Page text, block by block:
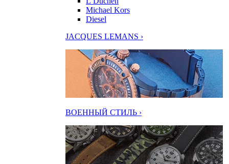
Michael Kors
Diesel
JACQUES LEMANS ›
ВОЕННЫЙ СТИЛЬ ›